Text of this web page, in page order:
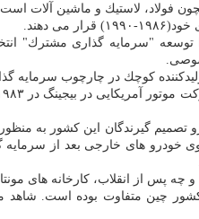
خودرو به علت آنكه محرك صنایع دیگر همچون
"سرمایه گذاری مشترك"
تصمیم گیرندگان این كشور به
خودرو های خارجی بعد از
پس از انقلاب، كارخانه های
كشور چین متفاوت بوده است.